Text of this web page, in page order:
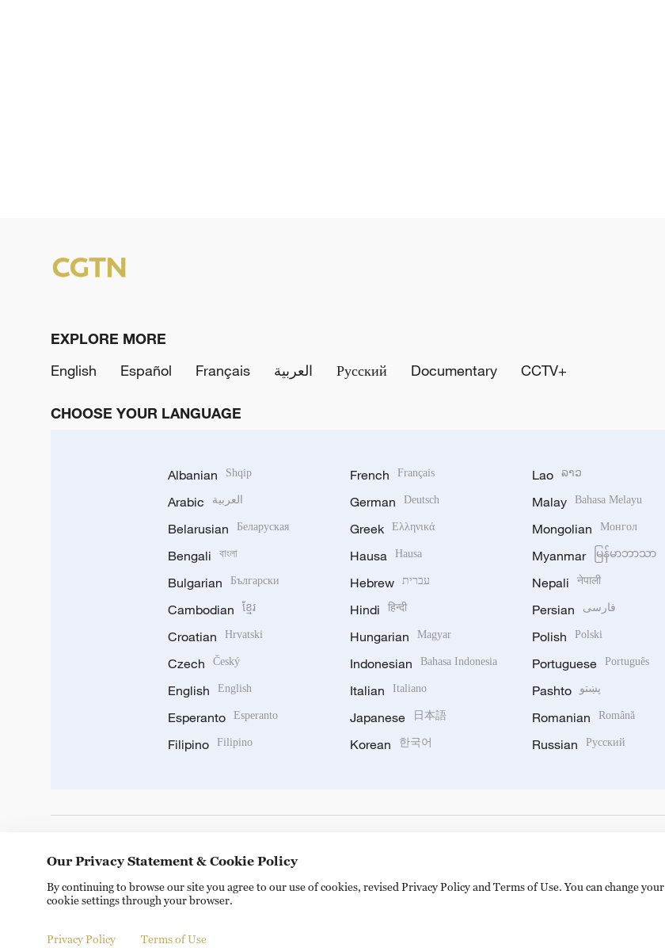
EXPLORE MORE
English
Español Français العربية Русский Documentary CCTV+
CHOOSE YOUR LANGUAGE
Albanian Shqip
Arabic العربية
Belarusian Беларуская
Bengali বাংলা
Bulgarian Български
Cambodian ខ្មែរ
Croatian Hrvatski
Czech Český
English English
Esperanto Esperanto
Filipino Filipino
French Français
German Deutsch
Greek Ελληνικά
Hausa Hausa
Hebrew עברית
Hindi हिन्दी
Hungarian Magyar
Indonesian Bahasa Indonesia
Italian Italiano
Japanese 日本語
Korean 한국어
Lao ລາວ
Malay Bahasa Melayu
Mongolian Монгол
Myanmar မြန်မာဘာသာ
Nepali नेपाली
Persian فارسی
Polish Polski
Portuguese Português
Pashto پښتو
Romanian Română
Russian Русский
© China Radio International.CRI. All Rights Reserved. 16A Shijingshan Road, Beijing, China. 100040
Our Privacy Statement & Cookie Policy
By continuing to browse our site you agree to our use of cookies, revised Privacy Policy and Terms of Use. You can change your
cookie settings through your browser.
Privacy Policy Terms of Use